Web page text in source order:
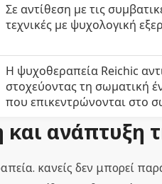
Σε αντίθεση με τις
τεχνικές με ψυχολογική
Η ψυχοθεραπεία Reichic
στοχεύοντας τη σωματική
που επικεντρώνονται στο
ανάπτυξη
κανείς δεν μπορεί